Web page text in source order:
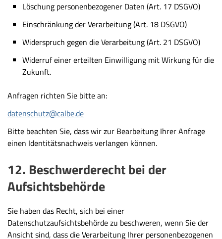
Löschung personenbezogener Daten (Art. 17 DSGVO)
Einschränkung der Verarbeitung (Art. 18 DSGVO)
Widerspruch gegen die Verarbeitung (Art. 21 DSGVO)
Widerruf einer erteilten Einwilligung mit Wirkung für die
Zukunft.
Anfragen richten Sie bitte an:
datenschutz@calbe.de
Bitte beachten Sie, dass wir zur Bearbeitung Ihrer Anfrage
einen Identitätsnachweisverlangen können.
12. Beschwerderecht bei der
Aufsichtsbehörde
Sie haben das Recht, sich bei einer
Datenschutzaufsichtsbehörde zu beschweren, wenn Sie der
Ansicht sind, dass die Verarbeitung Ihrer personenbezogenen